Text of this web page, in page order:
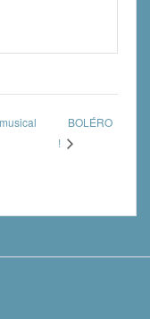
BOLÉRO
!